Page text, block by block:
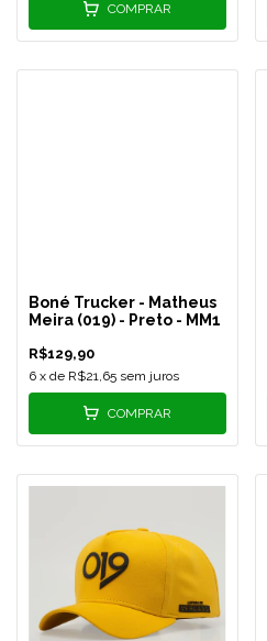
COMPRAR
Boné Trucker - Matheus
Meira (019) - Preto - MM1
R$129,90
6 x de R$21,65 sem juros
COMPRAR